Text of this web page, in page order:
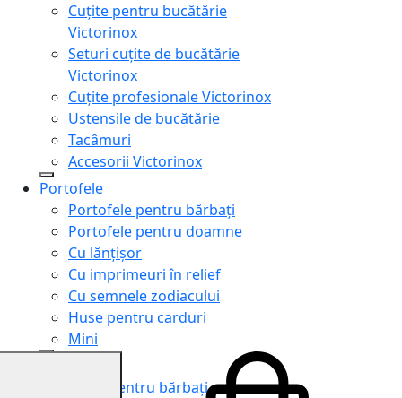
Cuțite pentru bucătărie
Victorinox
Seturi cuțite de bucătărie
Victorinox
Cuțite profesionale Victorinox
Ustensile de bucătărie
Tacâmuri
Accesorii Victorinox
Portofele
Portofele pentru bărbați
Portofele pentru doamne
Cu lănțișor
Cu imprimeuri în relief
Cu semnele zodiacului
Huse pentru carduri
Mini
Genți pentru bărbați